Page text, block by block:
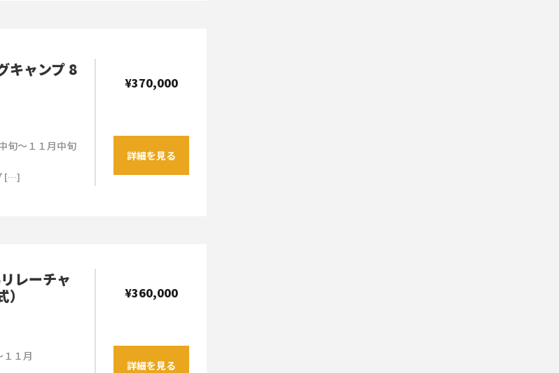
キャンプ 8
旬～１１月中旬
[…]
¥370,000
詳細を見る
レーチャ
１月
¥360,000
詳細を見る